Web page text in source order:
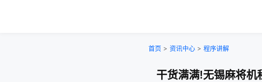
首页 > 资讯中心 > 程序讲解
干货满满!无锡麻将机